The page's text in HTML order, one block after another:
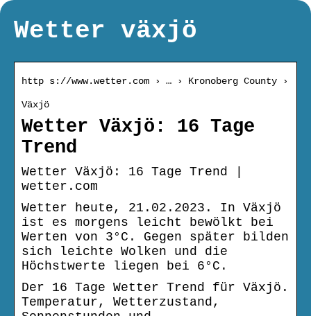
Wetter växjö
http s://www.wetter.com › … › Kronoberg County ›
Växjö
Wetter Växjö: 16 Tage
Trend
Wetter Växjö: 16 Tage Trend |
wetter.com
Wetter heute, 21.02.2023. In Växjö
ist es morgens leicht bewölkt bei
Werten von 3°C. Gegen später bilden
sich leichte Wolken und die
Höchstwerte liegen bei 6°C.
Der 16 Tage Wetter Trend für Växjö.
Temperatur, Wetterzustand,